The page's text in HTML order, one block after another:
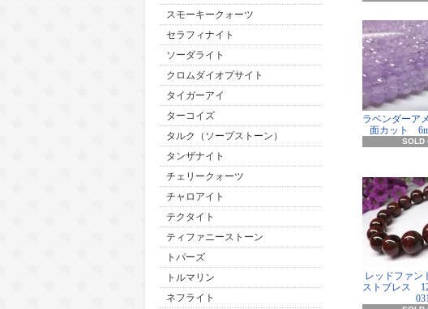
スモーキークォーツ
セラフィナイト
ソーダライト
クロムダイオプサイト
タイガーアイ
ターコイズ
タルク（ソープストーン）
タンザナイト
チェリークォーツ
チャロアイト
テクタイト
ティファニーストーン
トパーズ
トルマリン
ネフライト
ラベンダーア
面カット
SOLD
レッドファン
ストブレス